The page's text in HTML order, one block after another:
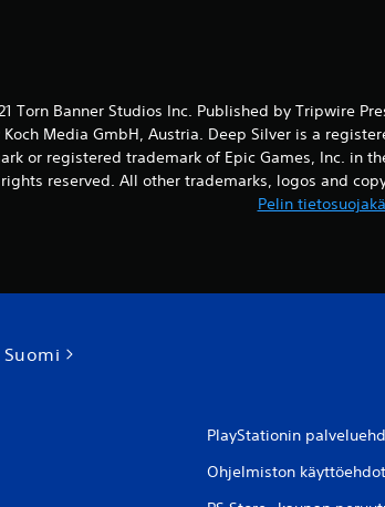
Torn Banner Studios Inc. Published by Tripwire
Media GmbH, Austria. Deep Silver is a
or registered trademark of Epic Games, Inc. in
rights reserved. All other trademarks, logos and
Pelin
PlayStationin
Ohjelmiston käyttöehdot